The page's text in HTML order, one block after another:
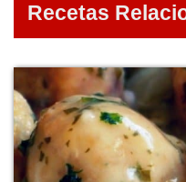
Recetas